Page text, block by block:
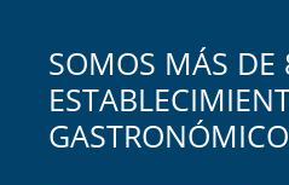
SOMOS MÁS DE